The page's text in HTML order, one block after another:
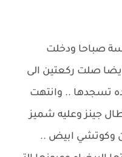
صباحا ودخلت
صلت ركعتين الى
تسجدها .. وانتهت
جينز وعليه شميز
وكوتشي ابيض ..